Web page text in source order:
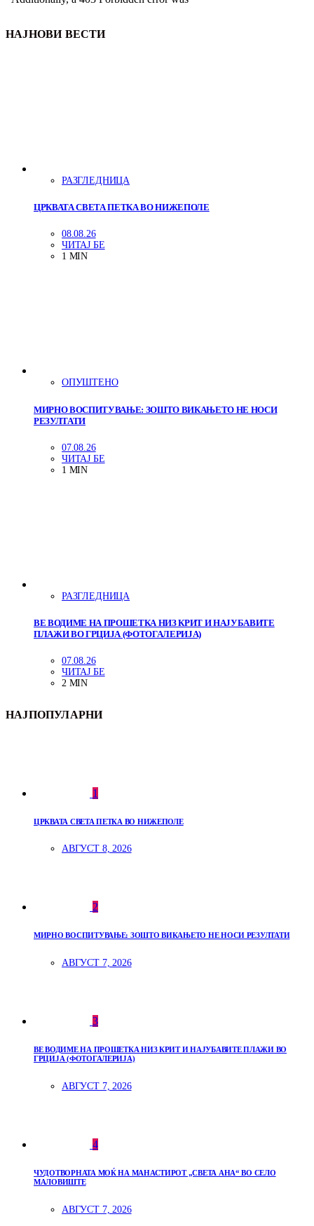
НАЈНОВИ ВЕСТИ
РАЗГЛЕДНИЦА
ЦРКВАТА СВЕТА ПЕТКА ВО НИЖЕПОЛЕ
08.08.26
ЧИТАЈ БЕ
1 MIN
ОПУШТЕНО
МИРНО ВОСПИТУВАЊЕ: ЗОШТО ВИКАЊЕТО НЕ НОСИ
РЕЗУЛТАТИ
07.08.26
ЧИТАЈ БЕ
1 MIN
РАЗГЛЕДНИЦА
ВЕ ВОДИМЕ НА ПРОШЕТКА НИЗ КРИТ И НАЈУБАВИТЕ
ПЛАЖИ ВО ГРЦИЈА (ФОТОГАЛЕРИЈА)
07.08.26
ЧИТАЈ БЕ
2 MIN
НАЈПОПУЛАРНИ
1
ЦРКВАТА СВЕТА ПЕТКА ВО НИЖЕПОЛЕ
АВГУСТ 8, 2026
2
МИРНО ВОСПИТУВАЊЕ: ЗОШТО ВИКАЊЕТО НЕ НОСИ РЕЗУЛТАТИ
АВГУСТ 7, 2026
3
ВЕ ВОДИМЕ НА ПРОШЕТКА НИЗ КРИТ И НАЈУБАВИТЕ ПЛАЖИ ВО
ГРЦИЈА (ФОТОГАЛЕРИЈА)
АВГУСТ 7, 2026
4
ЧУДОТВОРНАТА МОЌ НА МАНАСТИРОТ „СВЕТА АНА“ ВО СЕЛО
МАЛОВИШТЕ
АВГУСТ 7, 2026